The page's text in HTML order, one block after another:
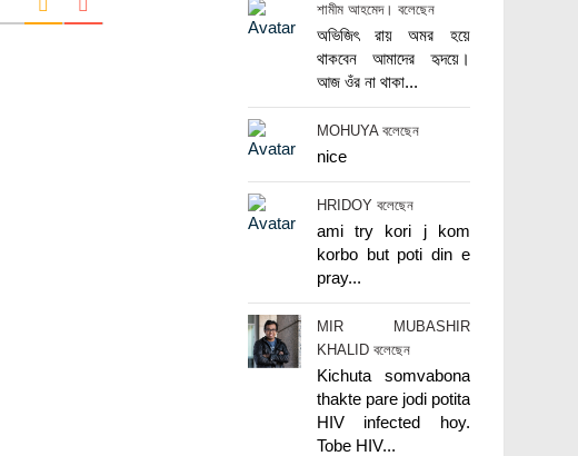
শামীম আহমেদ। বলেছেন
অভিজিৎ রায় অমর হয়ে
থাকবেন আমাদের হৃদয়ে।
আজ ওঁর না থাকা...
MOHUYA বলেছেন
nice
HRIDOY বলেছেন
ami try kori j kom
korbo but poti din e
pray...
MIR MUBASHIR
KHALID বলেছেন
Kichuta somvabona
thakte pare jodi potita
HIV infected hoy.
Tobe HIV...